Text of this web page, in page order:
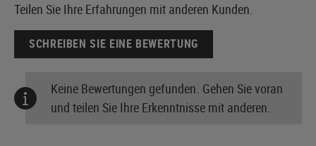
Teilen Sie Ihre Erfahrungen mit anderen Kunden.
SCHREIBEN SIE EINE BEWERTUNG
Keine Bewertungen gefunden. Gehen Sie voran
und teilen Sie Ihre Erkenntnisse mit anderen.